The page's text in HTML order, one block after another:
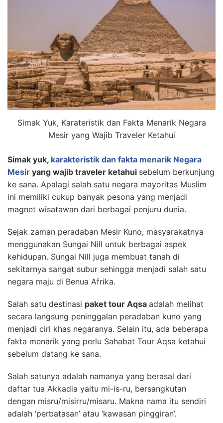
Simak Yuk, Karateristik dan Fakta Menarik Negara
Mesir yang Wajib Traveler Ketahui
Simak yuk, karakteristik dan fakta menarik Negara
Mesir yang wajib traveler ketahui sebelum berkunjung
ke sana. Apalagi salah satu negara mayoritas Muslim
ini memiliki cukup banyak pesona yang menjadi
magnet wisatawan dari berbagai penjuru dunia.
Sejak zaman peradaban Mesir Kuno, masyarakatnya
menggunakan Sungai Nill untuk berbagai aspek
kehidupan. Sungai Nill juga membuat tanah di
sekitarnya sangat subur sehingga menjadi salah satu
negara maju di Benua Afrika.
Salah satu destinasi paket tour Aqsa adalah melihat
secara langsung peninggalan peradaban kuno yang
menjadi ciri khas negaranya. Selain itu, ada beberapa
fakta menarik yang perlu Sahabat Tour Aqsa ketahui
sebelum datang ke sana.
Salah satunya adalah namanya yang berasal dari
daftar tua Akkadia yaitu mi-is-ru, bersangkutan
dengan misru/misirru/misaru. Makna nama itu sendiri
adalah ‘perbatasan’ atau ‘kawasan pinggiran’.